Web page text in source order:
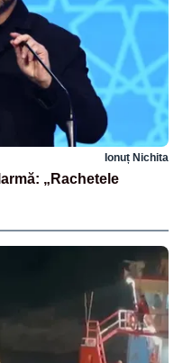
Ionuț Nichita
„Rachetele